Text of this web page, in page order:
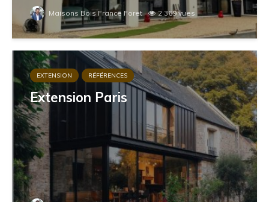
Maisons Bois France Foret 2 369 vues
EXTENSION RÉFÉRENCES
Extension Paris